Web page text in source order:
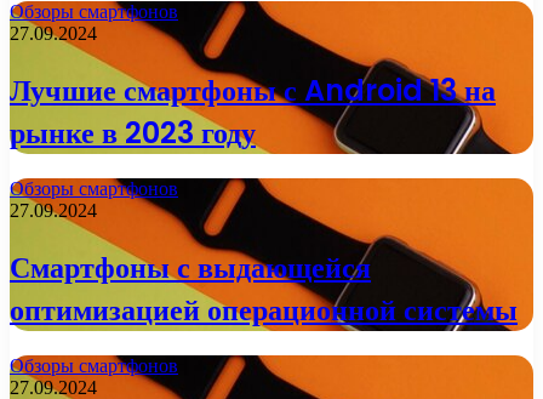
Обзоры смартфонов
27.09.2024
Лучшие смартфоны с Android 13 на
рынке в 2023 году
Обзоры смартфонов
27.09.2024
Смартфоны с выдающейся
оптимизацией операционной системы
Обзоры смартфонов
27.09.2024